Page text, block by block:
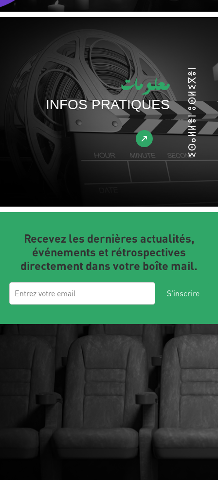
معلومات
INFOS PRATIQUES ⵉⵙⴰⵍⵍⴻⵏ ⵓⵙⵍⵉⴳⴻⵏ
Recevez les dernières actualités,
événements et rétrospectives
directement dans votre boîte mail.
S'inscrire